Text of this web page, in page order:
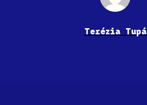
Terézia Tupá